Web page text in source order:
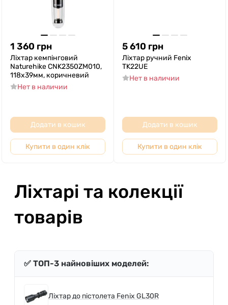
1 360 грн
Ліхтар кемпінговий
Naturehike CNK2350ZM010,
118х39мм, коричневий
Нет в наличии
Додати в кошик
Купити в один клік
5 610 грн
Ліхтар ручний Fenix
TK22UE
Нет в наличии
Додати в кошик
Купити в один клік
Ліхтарі та колекції
товарів
✅ ТОП-3 найновіших моделей:
Ліхтар до пістолета Fenix GL30R